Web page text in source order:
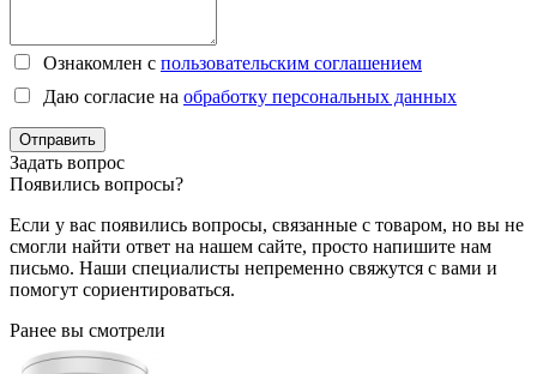
Ознакомлен с пользовательским соглашением
Даю согласие на обработку персональных данных
Отправить
Задать вопрос
Появились вопросы?
Если у вас появились вопросы, связанные с товаром, но вы не
смогли найти ответ на нашем сайте, просто напишите нам
письмо. Наши специалисты непременно свяжутся с вами и
помогут сориентироваться.
Ранее вы смотрели